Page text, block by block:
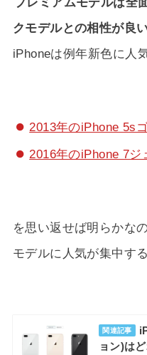
クモデルとの相性が良
iPhoneは例年新色に人
2013年のiPhone 5s
2016年のiPhone 7ジ
を思い返せば明らかな
モデルに人気が集中す
関連記事
ョン)は